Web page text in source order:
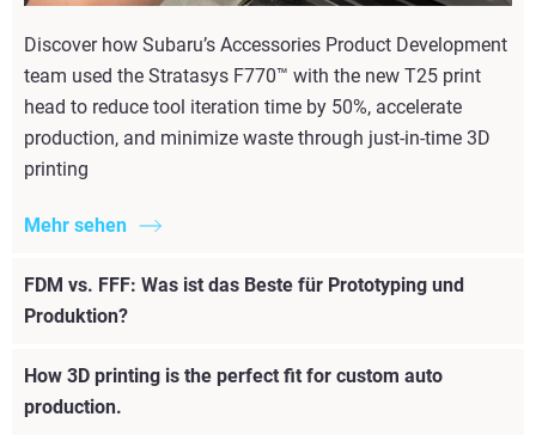
Discover how Subaru’s Accessories Product Development
team used the Stratasys F770™ with the new T25 print
head to reduce tool iteration time by 50%, accelerate
production, and minimize waste through just-in-time 3D
printing
Mehr sehen
FDM vs. FFF: Was ist das Beste für Prototyping und
Produktion?
How 3D printing is the perfect fit for custom auto
production.